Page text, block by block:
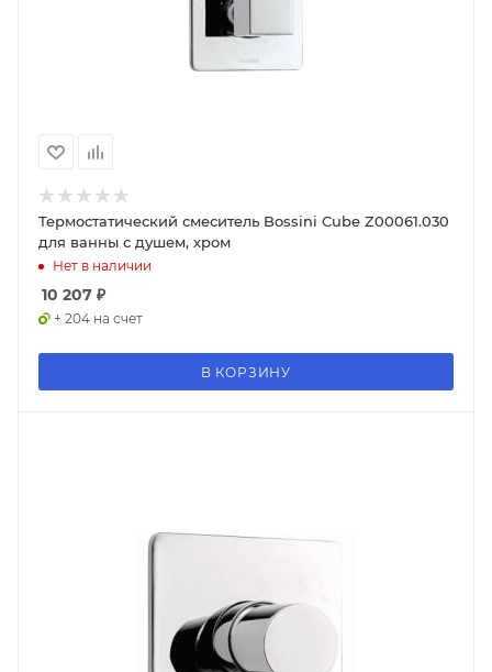
Термостатический смеситель Bossini Cube Z00061.030
для ванны с душем, хром
Нет в наличии
10 207 ₽
+ 204 на счет
В КОРЗИНУ